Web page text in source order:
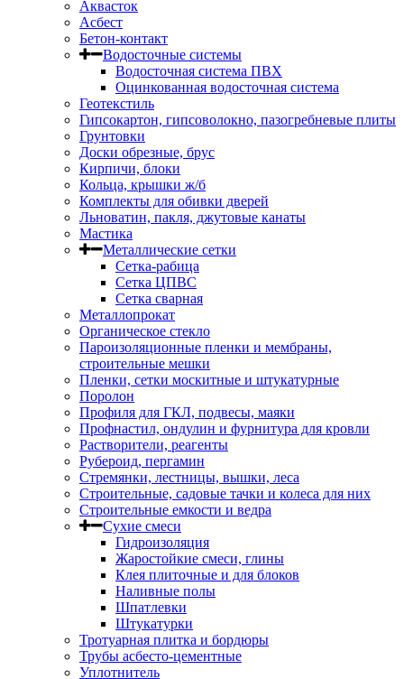
Аквасток
Асбест
Бетон-контакт
Водосточные системы
Водосточная система ПВХ
Оцинкованная водосточная система
Геотекстиль
Гипсокартон, гипсоволокно, пазогребневые плиты
Грунтовки
Доски обрезные, брус
Кирпичи, блоки
Кольца, крышки ж/б
Комплекты для обивки дверей
Льноватин, пакля, джутовые канаты
Мастика
Металлические сетки
Сетка-рабица
Сетка ЦПВС
Сетка сварная
Металлопрокат
Органическое стекло
Пароизоляционные пленки и мембраны,
строительные мешки
Пленки, сетки москитные и штукатурные
Поролон
Профиля для ГКЛ, подвесы, маяки
Профнастил, ондулин и фурнитура для кровли
Растворители, реагенты
Рубероид, пергамин
Стремянки, лестницы, вышки, леса
Строительные, садовые тачки и колеса для них
Строительные емкости и ведра
Сухие смеси
Гидроизоляция
Жаростойкие смеси, глины
Клея плиточные и для блоков
Наливные полы
Шпатлевки
Штукатурки
Тротуарная плитка и бордюры
Трубы асбесто-цементные
Уплотнитель